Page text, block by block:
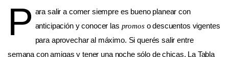
P ara salir a comer siempre es bueno planear con
anticipación y conocer las promoso descuentos vigentes
para aprovechar al máximo. Si querés salir entre
semana con amigas y tener una noche sólo de chicas, La Tabla